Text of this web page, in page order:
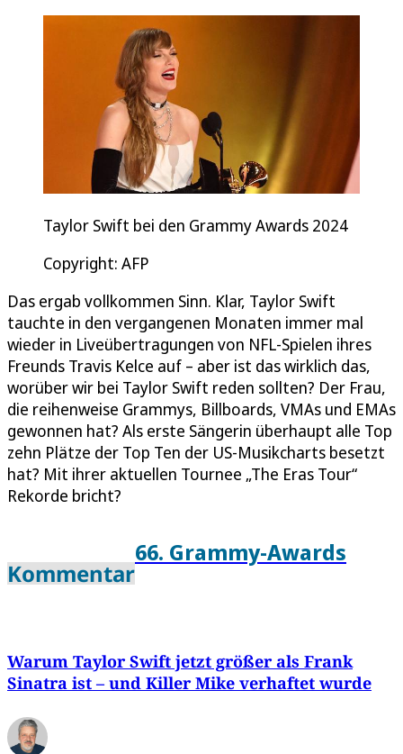
Taylor Swift bei den Grammy Awards 2024
Copyright: AFP
Das ergab vollkommen Sinn. Klar, Taylor Swift
tauchte in den vergangenen Monaten immer mal
wieder in Liveübertragungen von NFL-Spielen ihres
Freunds Travis Kelce auf – aber ist das wirklich das,
worüber wir bei Taylor Swift reden sollten? Der Frau,
die reihenweise Grammys, Billboards, VMAs und EMAs
gewonnen hat? Als erste Sängerin überhaupt alle Top
zehn Plätze der Top Ten der US-Musikcharts besetzt
hat? Mit ihrer aktuellen Tournee „The Eras Tour“
Rekorde bricht?
Kommentar
66. Grammy-Awards
Warum Taylor Swift jetzt größer als Frank
Sinatra ist – und Killer Mike verhaftet wurde